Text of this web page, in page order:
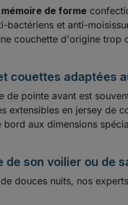
de forme
bactériens et anti-
couchette d'origine trop
couettes adaptées
de pointe avant est
extensibles en jersey de
aux dimensions
son voilier ou de
douces nuits, nos